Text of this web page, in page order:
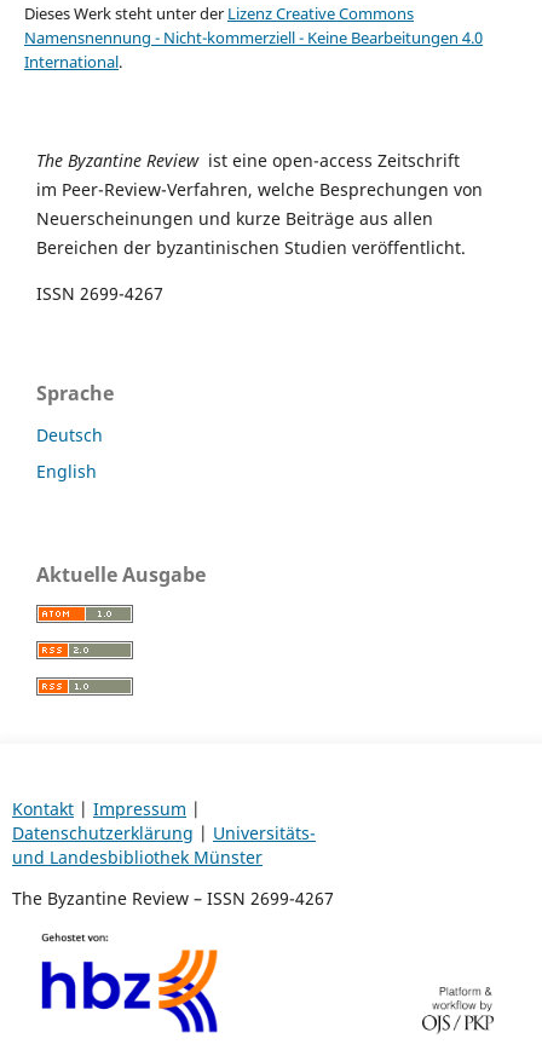
Dieses Werk steht unter der Lizenz Creative Commons
Namensnennung - Nicht-kommerziell - Keine Bearbeitungen 4.0
International.
The Byzantine Reviewist eine open-access Zeitschrift
im Peer-Review-Verfahren, welche Besprechungen von
Neuerscheinungen und kurze Beiträge aus allen
Bereichen der byzantinischen Studien veröffentlicht.
ISSN 2699-4267
Sprache
Deutsch
English
Aktuelle Ausgabe
Kontakt| Impressum |
Datenschutzerklärung | Universitäts-
und Landesbibliothek Münster
The Byzantine Review – ISSN 2699-4267